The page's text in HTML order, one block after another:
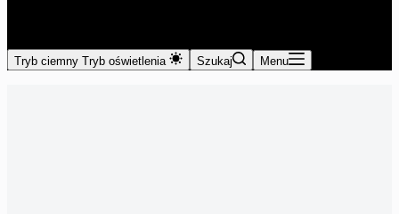
Tryb ciemny Tryb oświetlenia Szukaj Menu